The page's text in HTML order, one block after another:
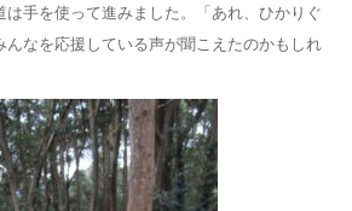
手を使って進みました。「あれ、ひかりぐ
なを応援している声が聞こえたのかもしれ